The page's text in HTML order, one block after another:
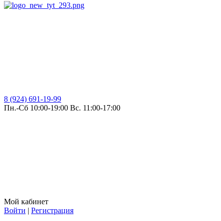
8 (924) 691-19-99
Пн.-Сб 10:00-19:00 Вс. 11:00-17:00
Мой кабинет
Войти | Регистрация